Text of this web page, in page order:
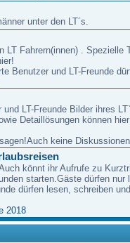
unter den LT´s.
LT Fahrern(innen) . Spezielle
Benutzer und LT-Freunde
LT-Freunde Bilder ihres
Detaillösungen können
keine
könnt ihr Aufrufe zu
starten.Gäste dürfen nur
dürfen lesen, schreiben
2018